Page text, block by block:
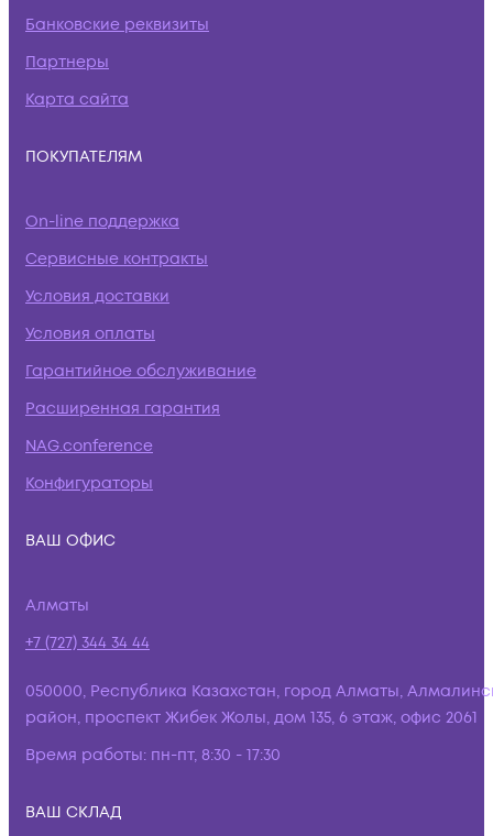
Банковские реквизиты
Партнеры
Карта сайта
ПОКУПАТЕЛЯМ
On-line поддержка
Сервисные контракты
Условия доставки
Условия оплаты
Гарантийное обслуживание
Расширенная гарантия
NAG.conference
Конфигураторы
ВАШ ОФИС
Алматы
+7 (727) 344 34 44
050000, Республика Казахстан, город Алматы,
район, проспект Жибек Жолы, дом 135, 6 этаж, офис 2061
Время работы: пн-пт, 8:30 - 17:30
ВАШ СКЛАД